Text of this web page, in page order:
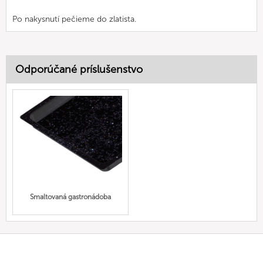
Po nakysnutí pečieme do zlatista.
Odporúčané príslušenstvo
Smaltovaná gastronádoba